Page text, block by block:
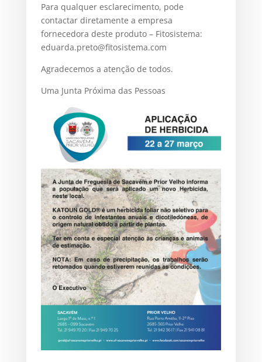
Para qualquer esclarecimento, pode
contactar diretamente a empresa
fornecedora deste produto – Fitosistema:
eduarda.preto@fitosistema.com
Agradecemos a atenção de todos.
Uma Junta Próxima das Pessoas